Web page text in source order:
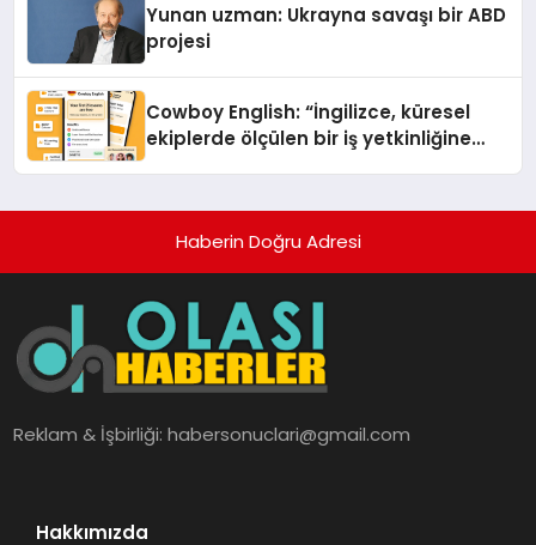
Yunan uzman: Ukrayna savaşı bir ABD
projesi
Cowboy English: “İngilizce, küresel
ekiplerde ölçülen bir iş yetkinliğine
Haberin Doğru Adresi
Reklam & İşbirliği:habersonuclari@gmail.com
Hakkımızda